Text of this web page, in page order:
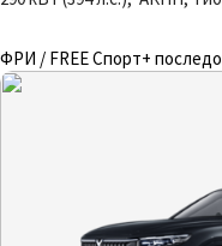
ФРИ / FREE Спорт+